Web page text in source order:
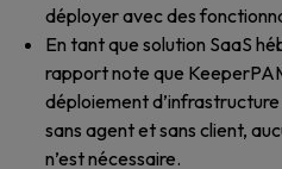
déployer avec des
En tant que solution SaaS
rapport note que
déploiement
sans agent et sans client,
n’est nécessaire.